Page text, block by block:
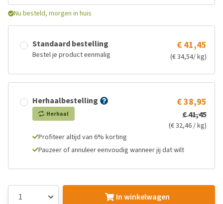
Nu besteld, morgen in huis
Standaard bestelling
Bestel je product eenmalig
€ 41,45
(€ 34,54/ kg)
Herhaalbestelling
Herhaal
€ 38,95
€ 41,45
(€ 32,46 / kg)
Profiteer altijd van 6% korting
Pauzeer of annuleer eenvoudig wanneer jij dat wilt
In winkelwagen